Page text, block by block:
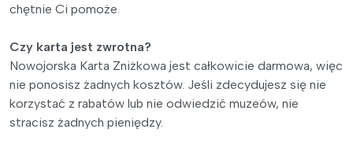
chętnie Ci pomoże.
Czy karta jest zwrotna?
Nowojorska Karta Zniżkowa jest całkowicie darmowa, więc
nie ponosisz żadnych kosztów. Jeśli zdecydujesz się nie
korzystać z rabatów lub nie odwiedzić muzeów, nie
stracisz żadnych pieniędzy.